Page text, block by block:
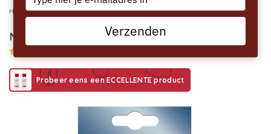
Home/MELITTA Ontkalkingspoeder
MELITTA Ontkalkingspoeder
Probeer eens een ECCELLENTE product
your
email
Verzenden